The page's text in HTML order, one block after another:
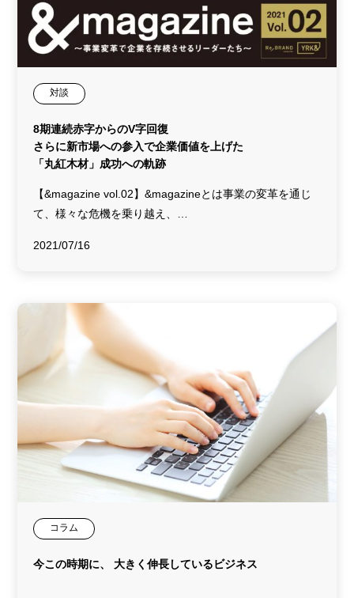
対談
8期連続赤字からのV字回復
さらに新市場への参入で企業価値を上げた
「丸紅木材」成功への軌跡
【&magazine vol.02】&magazineとは事業の変革を通じ
て、様々な危機を乗り越え、…
2021/07/16
コラム
今この時期に、 大きく伸長しているビジネス